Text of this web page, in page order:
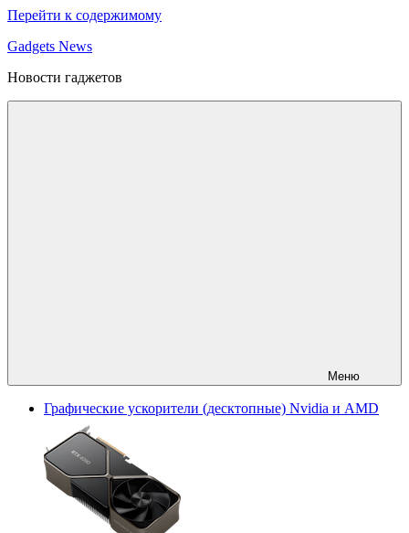
Перейти к содержимому
Gadgets News
Новости гаджетов
Меню
Графические ускорители (десктопные) Nvidia и AMD